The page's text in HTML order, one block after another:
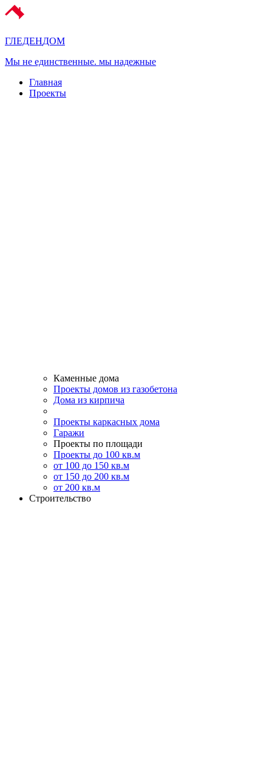
ГЛЕДЕНДОМ
Мы не единственные. мы надежные
Главная
Проекты
Каменные дома
Проекты домов из газобетона
Дома из кирпича
Проекты каркасных дома
Гаражи
Проекты по площади
Проекты до 100 кв.м
от 100 до 150 кв.м
от 150 до 200 кв.м
от 200 кв.м
Строительство